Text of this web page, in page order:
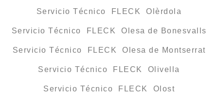
Servicio Técnico FLECK Olèrdola
Servicio Técnico FLECK Olesa de Bonesvalls
Servicio Técnico FLECK Olesa de Montserrat
Servicio Técnico FLECK Olivella
Servicio Técnico FLECK Olost